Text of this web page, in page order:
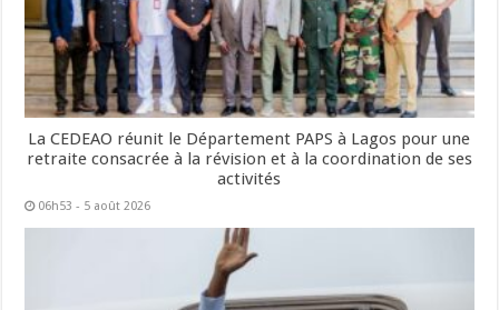
La CEDEAO réunit le Département PAPS à Lagos pour une
retraite consacrée à la révision et à la coordination de ses
activités
06h53 - 5 août 2026